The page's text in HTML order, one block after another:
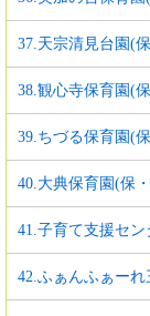
37.天宗清見台園(
38.観心寺保育園(
39.ちづる保育園(
40.大典保育園(保
41.子育て支援セ
42.ふぁんふぁーれ